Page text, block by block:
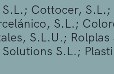
Cottocer, S.L.;
S.L.;
S.L.U.;
S.L.;